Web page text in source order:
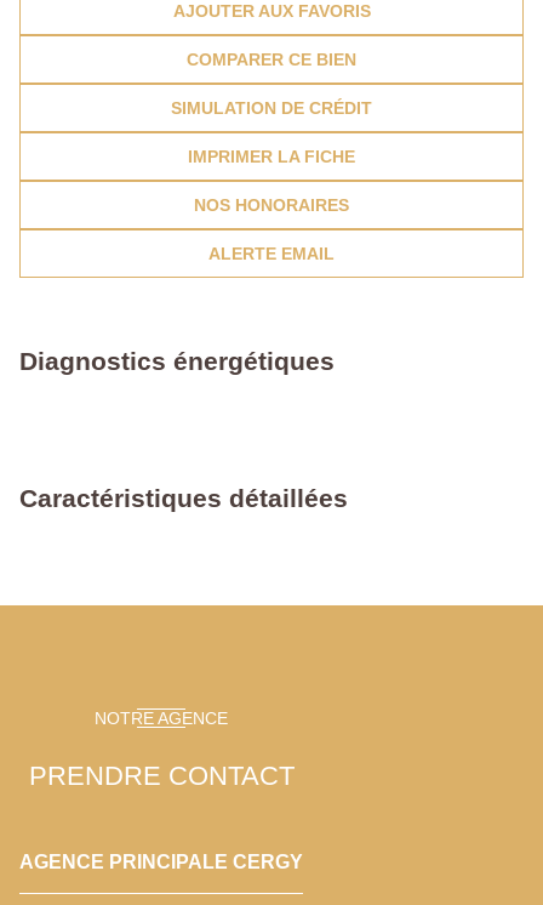
AJOUTER AUX FAVORIS
COMPARER CE BIEN
SIMULATION DE CRÉDIT
IMPRIMER LA FICHE
NOS HONORAIRES
ALERTE EMAIL
Diagnostics énergétiques
Caractéristiques détaillées
NOTRE AGENCE
PRENDRE CONTACT
AGENCE PRINCIPALE CERGY